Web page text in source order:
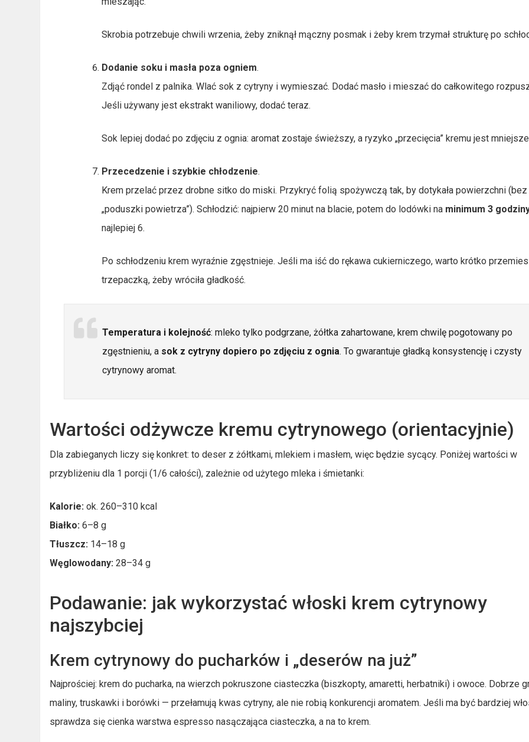
Skrobia potrzebuje chwili wrzenia, żeby zniknął mączny posmak i żeby krem trzymał strukturę po
Dodanie soku i masła poza ogniem.
Zdjąć rondel z palnika. Wlać sok z cytryny i wymieszać. Dodać masło i mieszać do całkowitego
Jeśli używany jest ekstrakt waniliowy, dodać teraz.
Sok lepiej dodać po zdjęciu z ognia: aromat zostaje świeższy, a ryzyko „przecięcia” kremu jest
Przecedzenie i szybkie chłodzenie.
Krem przelać przez drobne sitko do miski. Przykryć folią spożywczą tak, by dotykała powierzchni (bez
„poduszki powietrza”). Schłodzić: najpierw 20 minut na blacie, potem do lodówki na minimum 3
najlepiej 6.
Po schłodzeniu krem wyraźnie zgęstnieje. Jeśli ma iść do rękawa cukierniczego, warto krótko
trzepaczką, żeby wróciła gładkość.
Temperatura i kolejność: mleko tylko podgrzane, żółtka zahartowane, krem chwilę pogotowany po
zgęstnieniu, a sok z cytryny dopiero po zdjęciu z ognia. To gwarantuje gładką konsystencję i czysty
cytrynowy aromat.
Wartości odżywcze kremu cytrynowego (orientacyjnie)
Dla zabieganych liczy się konkret: to deser z żółtkami, mlekiem i masłem, więc będzie sycący. Poniżej wartości w
przybliżeniu dla 1 porcji (1/6 całości), zależnie od użytego mleka i śmietanki:
Kalorie: ok. 260–310 kcal
Białko: 6–8 g
Tłuszcz: 14–18 g
Węglowodany: 28–34 g
Podawanie: jak wykorzystać włoski krem cytrynowy
najszybciej
Krem cytrynowy do pucharków i „deserów na już”
Najprościej: krem do pucharka, na wierzch pokruszone ciasteczka (biszkopty, amaretti, herbatniki) i owoce. Dobrze
maliny, truskawki i borówki — przełamują kwas cytryny, ale nie robią konkurencji aromatem. Jeśli ma być bardziej
sprawdza się cienka warstwa espresso nasączająca ciasteczka, a na to krem.